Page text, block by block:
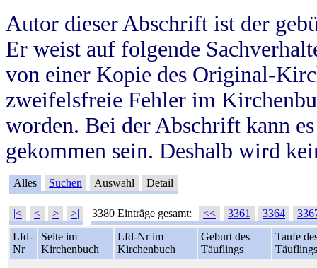
Autor dieser Abschrift ist der
Er weist auf folgende
von einer Kopie des Original-
zweifelsfreie Fehler im
worden. Bei der Abschrift kann
gekommen sein. Deshalb wird
Alles Suchen Auswahl Detail
|< < > >| 3380 Einträge gesamt: << 3361 3364
Lfd-
Nr
Seite im
Kirchenbuch
Lfd-Nr im
Kirchenbuch
Geburt des
Täuflings
Taufe
Täuflings